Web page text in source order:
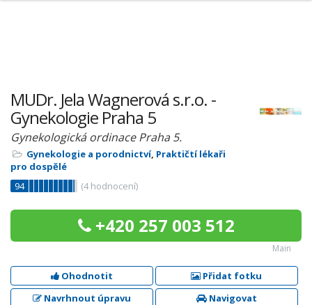
MUDr. Jela Wagnerová s.r.o. -
Gynekologie Praha 5
Gynekologická ordinace Praha 5.
Gynekologie a porodnictví, Praktičtí lékaři
pro dospělé
94
(4hodnocení)
+420 257 003 512
Main
Ohodnotit
Přidat fotku
Navrhnout úpravu
Navigovat